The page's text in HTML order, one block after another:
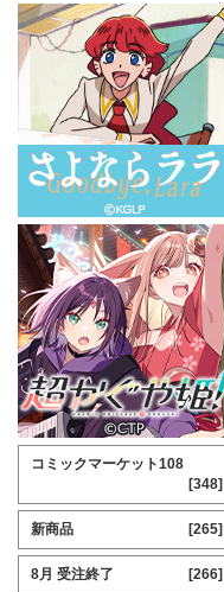
コミックマーケット108
[348]
新商品 [265]
8月 受注終了 [266]